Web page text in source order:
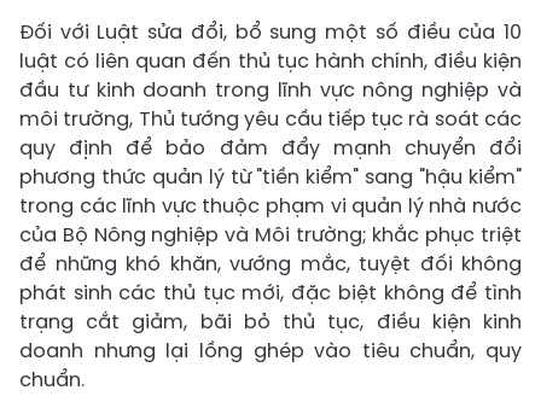
Đối với Luật sửa đổi, bổ sung một số điều của 10
luật có liên quan đến thủ tục hành chính, điều kiện
đầu tư kinh doanh trong lĩnh vực nông nghiệp và
môi trường, Thủ tướng yêu cầu tiếp tục rà soát các
quy định để bảo đảm đẩy mạnh chuyển đổi
phương thức quản lý từ "tiền kiểm" sang "hậu kiểm"
trong các lĩnh vực thuộc phạm vi quản lý nhà nước
của Bộ Nông nghiệp và Môi trường; khắc phục triệt
để những khó khăn, vướng mắc, tuyệt đối không
phát sinh các thủ tục mới, đặc biệt không để tình
trạng cắt giảm, bãi bỏ thủ tục, điều kiện kinh
doanh nhưng lại lồng ghép vào tiêu chuẩn, quy
chuẩn.